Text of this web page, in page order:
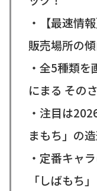
・【最速情
販売場所の
・全5種類
にまる その
・注目は
まもち」の
・定番キャ
「しばもち